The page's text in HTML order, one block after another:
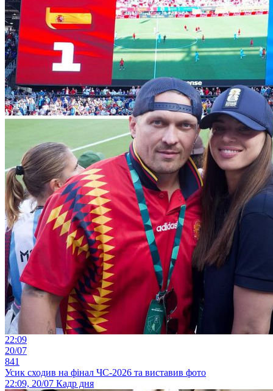
22:09
20/07
841
Усик сходив на фінал ЧС-2026 та виставив фото
22:09, 20/07 Кадр дня